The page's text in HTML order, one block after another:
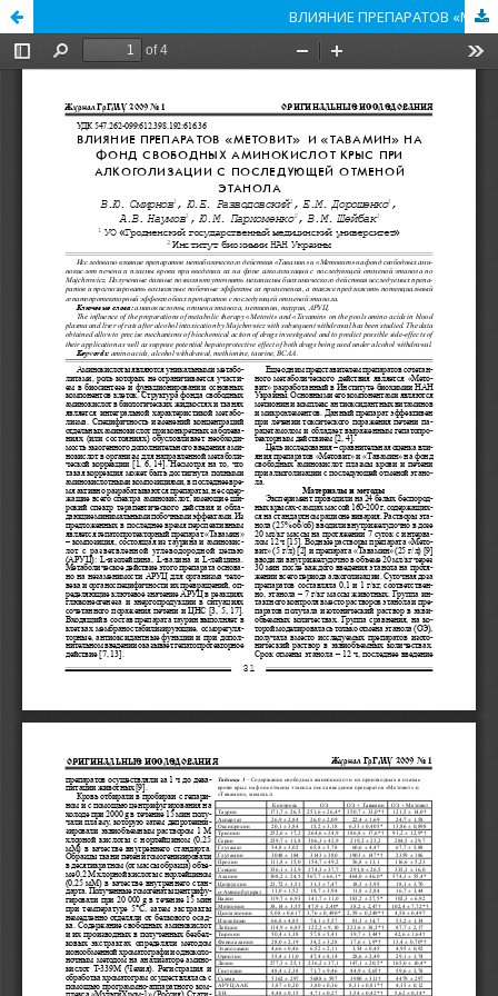
ВЛИЯНИЕ ПРЕПАРАТОВ «МЕТОВИТ» И «ТАВАМИН» НА ФОНД СВОБОДНЫХ АМИНОКИСЛОТ КРЫС ПРИ АЛКОГОЛИЗАЦИИ С ПОСЛЕДУЮЩЕЙ ОТМЕНОЙ ЭТАНОЛА